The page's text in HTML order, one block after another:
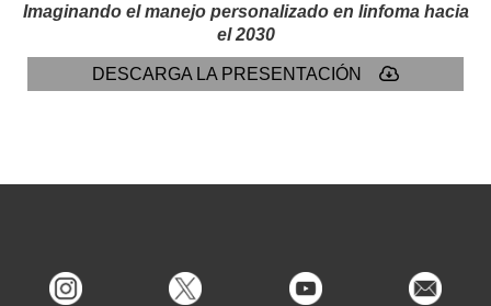
Imaginando el manejo personalizado en linfoma hacia
el 2030
DESCARGA LA PRESENTACIÓN